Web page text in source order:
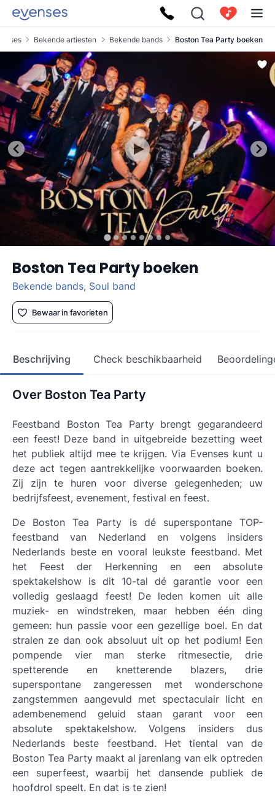
Bekende artiesten Bekende bands Boston Tea Party boeken
Boston Tea Party boeken
Bekende bands, Soul band
Bewaar in favorieten
Beschrijving Check beschikbaarheid
Over Boston Tea Party
Feestband Boston Tea Party brengt gegarandeerd
een feest! Deze band in uitgebreide bezetting weet
het publiek altijd mee te krijgen. Via Evenses kunt u
deze act tegen aantrekkelijke voorwaarden boeken.
Zij zijn te huren voor diverse gelegenheden; uw
bedrijfsfeest, evenement, festival en feest.
De Boston Tea Party is dé superspontane TOP-
feestband van Nederland en volgens insiders
Nederlands beste en vooral leukste feestband. Met
het Feest der Herkenning en een absolute
spektakelshow is dit 10-tal dé garantie voor een
volledig geslaagd feest! De leden komen uit alle
muziek- en windstreken, maar hebben één ding
gemeen: hun passie voor een gezellige boel. En dat
stralen ze dan ook absoluut uit op het podium! Een
pompende vier man sterke ritmesectie, drie
spetterende en knetterende blazers, drie
superspontane zangeressen met wonderschone
zangstemmen aangevuld met spectaculair licht en
adembenemend geluid staan garant voor een
absolute spektakelshow. Volgens insiders dus
Nederlands beste feestband. Het tiental van de
Boston Tea Party maakt al jarenlang van elk optreden
een superfeest, waarbij het dansende publiek de
hoofdrol speelt. En dat is te zien!